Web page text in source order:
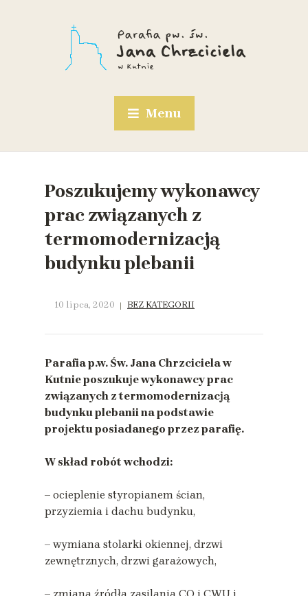
Menu
Poszukujemy wykonawcy
prac związanych z
termomodernizacją
budynku plebanii
10 lipca, 2020 BEZ KATEGORII
Parafia p.w. Św. Jana Chrzciciela w
Kutnie poszukuje wykonawcy prac
związanych z termomodernizacją
budynku plebanii na podstawie
projektu posiadanego przez parafię.
W skład robót wchodzi:
– ocieplenie styropianem ścian,
przyziemia i dachu budynku,
– wymiana stolarki okiennej, drzwi
zewnętrznych, drzwi garażowych,
– zmiana źródła zasilania CO i CWU i